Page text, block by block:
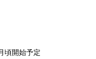
頃開始予定